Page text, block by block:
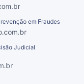
em Fraudes
Judicial